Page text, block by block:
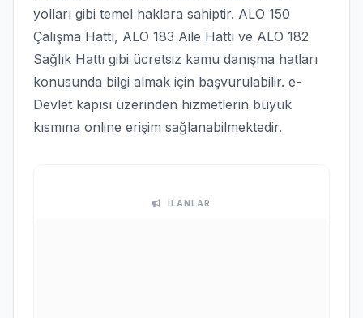
yolları gibi temel haklara sahiptir. ALO 150
Çalışma Hattı, ALO 183 Aile Hattı ve ALO 182
Sağlık Hattı gibi ücretsiz kamu danışma hatları
konusunda bilgi almak için başvurulabilir. e-
Devlet kapısı üzerinden hizmetlerin büyük
kısmına online erişim sağlanabilmektedir.
İLANLAR